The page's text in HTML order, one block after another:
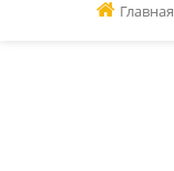
Главная